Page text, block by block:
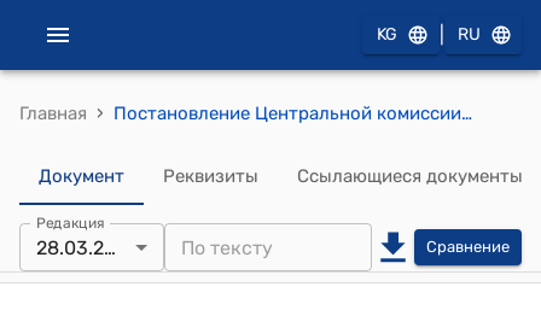
KG RU
Главная › Постановление Центральной комиссии по выборам и проведению референдумов от 28 марта 2025 года № 20 "О депутате Жогорку Кенеша Кыргызской Республики Айжигитове С.А."
Документ Реквизиты Ссылающиеся документы
Редакция
28.03.2025 Сравнение